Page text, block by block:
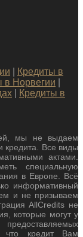
Кредиты в
в Норвегии
Кредиты в
мы не выдаем
кредита. Все виды
актами.
специальную
в Европе. Всё
информативный
и не призываем
AllCredits не
которые могут у
предоставляемых
что кредит Вам